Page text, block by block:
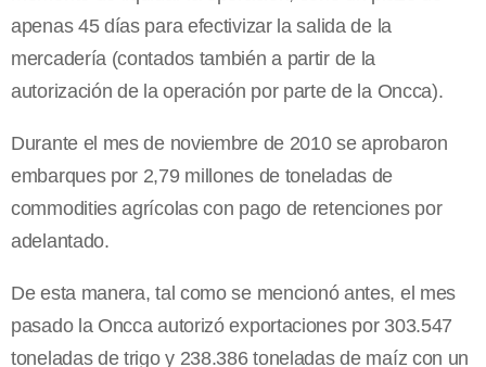
apenas 45 días para efectivizar la salida de la
mercadería (contados también a partir de la
autorización de la operación por parte de la Oncca).
Durante el mes de noviembre de 2010 se aprobaron
embarques por 2,79 millones de toneladas de
commodities agrícolas con pago de retenciones por
adelantado.
De esta manera, tal como se mencionó antes, el mes
pasado la Oncca autorizó exportaciones por 303.547
toneladas de trigo y 238.386 toneladas de maíz con un